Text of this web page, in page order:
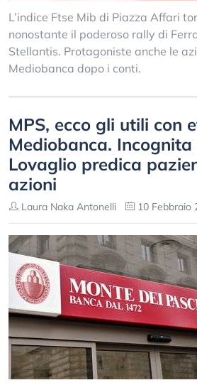
L’indice Ftse Mib di Piazza Affari
nonostante il poderoso rally di
Stellantis. Protagoniste anche le
Mediobanca dopo i conti.
MPS, ecco gli utili con
Mediobanca.
Lovaglio predica
azioni
Laura Naka Antonelli 10 Febbraio